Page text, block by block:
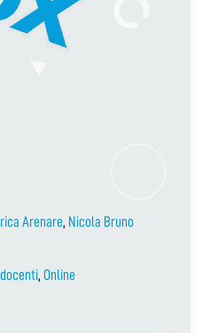
Arenare, Nicola Bruno
, Online